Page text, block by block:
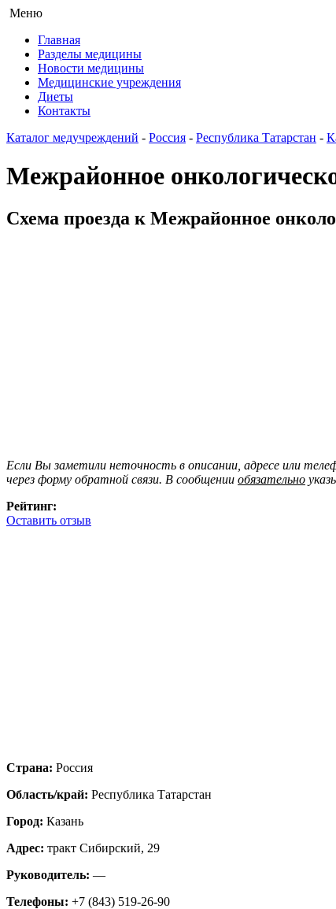
Меню
Главная
Разделы медицины
Новости медицины
Медицинские учреждения
Диеты
Контакты
Каталог медучреждений - Россия - Республика Татарстан -
Межрайонное
Схема проезда к Межрайонное
Если Вы заметили неточность в описании, адресе или
через форму обратной связи. В сообщении обязательно
Рейтинг:
Оставить отзыв
Страна: Россия
Область/край: Республика Татарстан
Город: Казань
Адрес: тракт Сибирский, 29
Руководитель: —
Телефоны: +7 (843) 519-26-90